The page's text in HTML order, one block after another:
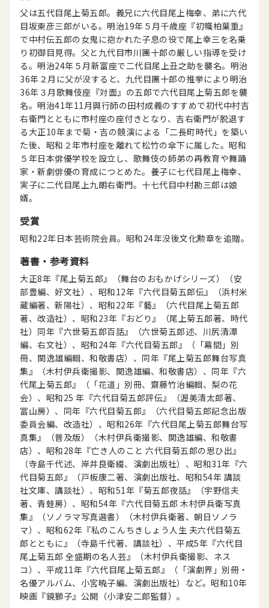
父は五代目尾上菊五郎。義兄に六代目尾上梅幸、弟に六代
目坂東彦三郎がいる。明治19年５月千歳座『初幟柏葉重』
で中村伝五郎の女鬼に抱かれた子息の役で尾上幸三を名乗
り初御目見得。父と九代目市川團十郎の厳しい指導を受け
る。明治24年５月新富座で二代目尾上丑之助を襲名。明治
36年２月に父が没すると、九代目團十郎の推挙により明治
36年３月歌舞伎座『対面』の五郎で六代目尾上菊五郎を襲
名。明治41年11月興行師の田村成義のすすめで初代中村吉
右衛門とともに市村座の座付きとなり、吉右衛門が脱退す
る大正10年まで菊・吉の競演による「二長町時代」を築い
た後、昭和２年市村座を離れて松竹の傘下に属した。昭和
５年日本俳優学校を設立し、歌舞伎の師弟の再教育や舞踊
家・新劇俳優の育成につとめた。養子に七代目尾上梅幸、
実子に二代目尾上九朗右衛門。十七代目中村勘三郎は娘
婿。
受賞
昭和22年日本芸術院会員。昭和24年没後文化勲章を追贈。
著書・参考資料
大正8年『尾上菊五郎』（舞台のおもかげシリーズ）（安
部豊編、好文社）、昭和12年『六代目菊五郎伝』（浜村米
蔵編著、新陽社）、昭和22年『藝』（六代目尾上菊五郎
著、改造社）、昭和23年『おどり』（尾上菊五郎著、時代
社）同年『六世菊五郎百話』（六世菊五郎述、川尻清潭
編、右文社）、昭和24年『六代目菊五郎』（「幕間」別
冊、関逸雄編輯、和敬書店）、同年『尾上菊五郎舞台写真
集』（木村伊兵衛撮影、関逸雄編、和敬書店）、同年『六
代尾上菊五郎』（「花道」別冊、齋藤竹治編輯、梨の花
会）、昭和25 年『六代目菊五郎評伝』（渥美清太郎著、
冨山房）、同年『六代目菊五郎』（六代目菊五郎記念出版
委員会編、改造社）、昭和26年『六代目尾上菊五郎舞台写
真集』（普及版）（木村伊兵衛撮影、関逸雄編、和敬書
店）、昭和28年『亡き人のこと 六代目菊五郎の思ひ出』
（寺島千代述、岸井良衛綴、演劇出版社）、昭和31年『六
代目菊五郎』（戸板康二著、演劇出版社、昭和54年 講談
社文庫、講談社）、昭和51年『菊五郎夜話』（宇野信夫
著、青蛙房）、昭和54年『六代目菊五郎 木村伊兵衛写真
集』（ソノラマ写真選書）（木村伊兵衛著、朝日ソノラ
マ）、昭和62年『私のこんちきしょう人生 夫六代目菊五
郎とともに』（寺島千代著、講談社）、平成5年『六代目
尾上菊五郎 全盛期の名人芸』（木村伊兵衛撮影、ネス
コ）、平成11年『六代目尾上菊五郎』（「演劇界」別冊・
名優アルバム、小宮暁子編、演劇出版社）など。昭和10年
映画『鏡獅子』公開（小津安二郎監督）。